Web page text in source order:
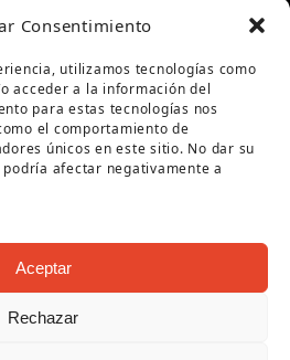
Consentimiento
utilizamos tecnologías como
acceder a la información del
para estas tecnologías nos
el comportamiento de
únicos en este sitio. No dar su
afectar negativamente a
Aceptar
Rechazar
por la Diputación de Córdoba